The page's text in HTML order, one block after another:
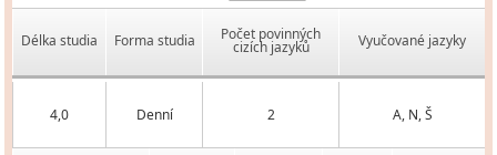
Délka studia Forma studia Počet povinných
cizích jazyků Vyučované jazyky
4,0 Denní 2 A, N, Š